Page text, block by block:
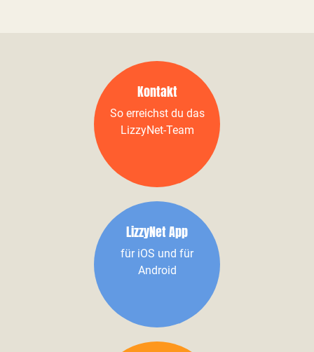
Kontakt
So erreichst du das
LizzyNet-Team
LizzyNet App
für iOS und für
Android